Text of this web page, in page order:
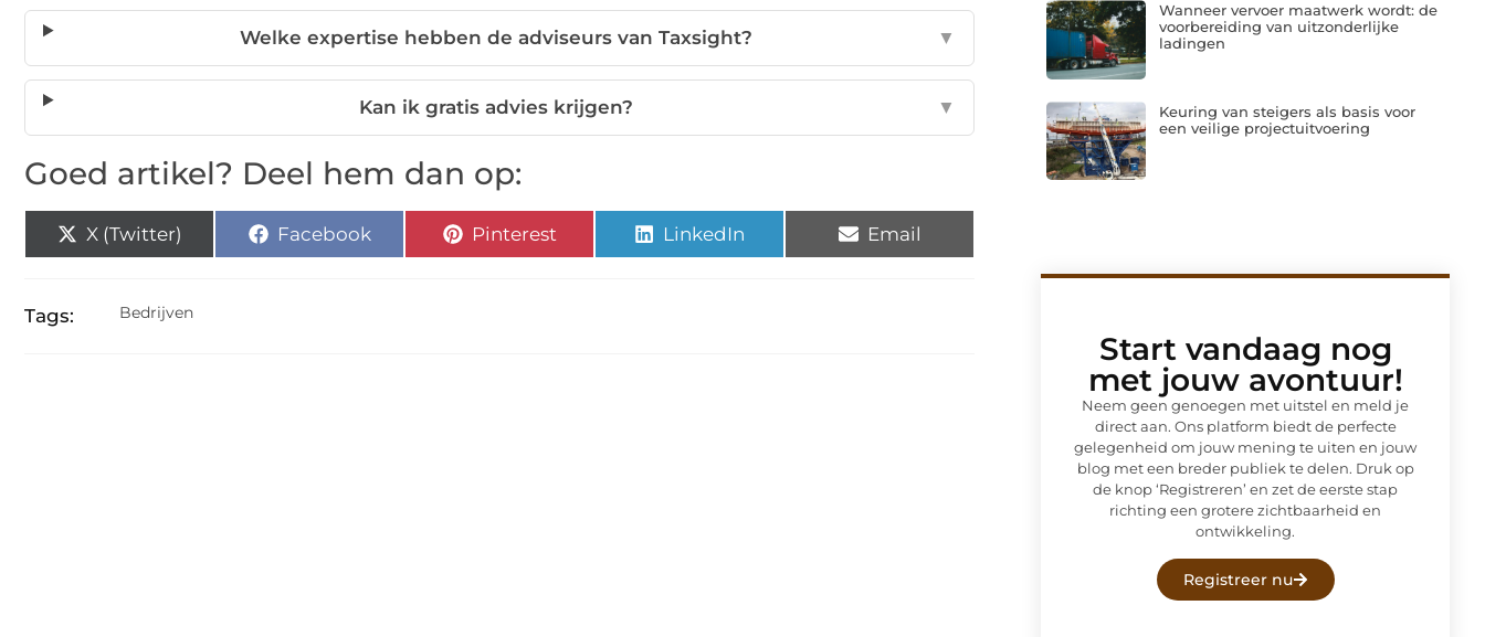
Welke expertise hebben de adviseurs van Taxsight? ▼
Kan ik gratis advies krijgen? ▼
Goed artikel? Deel hem dan op:
X (Twitter) Facebook Pinterest LinkedIn Email
Tags: Bedrijven
Wanneer vervoer maatwerk wordt: de
voorbereiding van uitzonderlijke
ladingen
Keuring van steigers als basis voor
een veilige projectuitvoering
Start vandaag nog
met jouw avontuur!
Neem geen genoegen met uitstel en meld je
direct aan. Ons platform biedt de perfecte
gelegenheid om jouw mening te uiten en jouw
blog met een breder publiek te delen. Druk op
de knop ‘Registreren’ en zet de eerste stap
richting een grotere zichtbaarheid en
ontwikkeling.
Registreer nu